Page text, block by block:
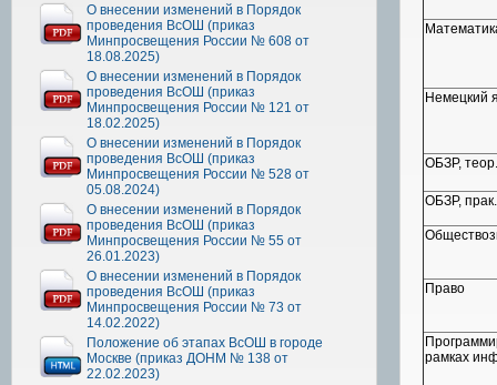
О внесении изменений в Порядок
проведения ВсОШ (приказ
Минпросвещения России № 608 от
18.08.2025)
О внесении изменений в Порядок
проведения ВсОШ (приказ
Минпросвещения России № 121 от
18.02.2025)
О внесении изменений в Порядок
проведения ВсОШ (приказ
Минпросвещения России № 528 от
05.08.2024)
О внесении изменений в Порядок
проведения ВсОШ (приказ
Минпросвещения России № 55 от
26.01.2023)
О внесении изменений в Порядок
проведения ВсОШ (приказ
Минпросвещения России № 73 от
14.02.2022)
Положение об этапах ВсОШ в городе
Москве (приказ ДОНМ № 138 от
22.02.2023)
Немецкий
ОБЗР,
ОБЗР,
Право
рамках